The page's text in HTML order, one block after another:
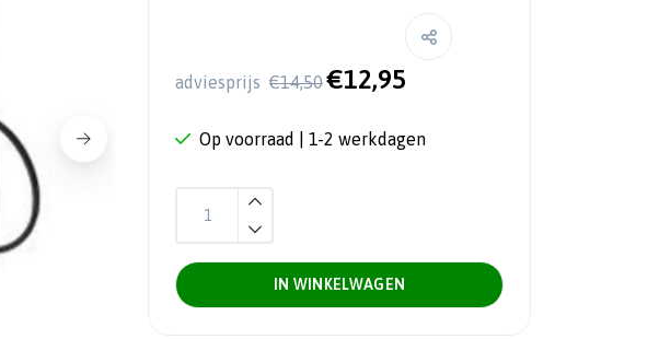
adviesprijs €14,50 €12,95
Op voorraad | 1-2 werkdagen
IN WINKELWAGEN